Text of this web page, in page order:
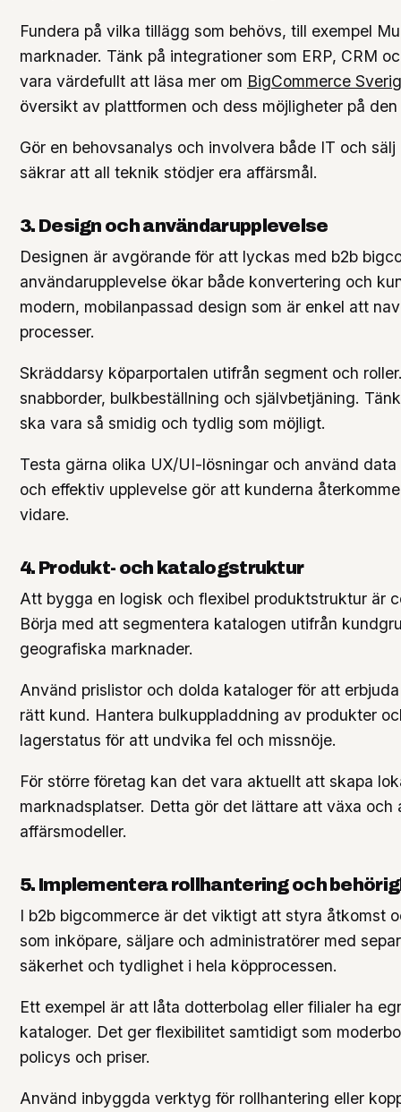
Fundera på vilka tillägg som behövs, till exempel
marknader. Tänk på integrationer som ERP, CRM
vara värdefullt att läsa mer om BigCommerce
översikt av plattformen och dess möjligheter på
Gör en behovsanalys och involvera både IT och
säkrar att all teknik stödjer era affärsmål.
3. Design och användarupplevelse
Designen är avgörande för att lyckas med b2b
användarupplevelse ökar både konvertering och
modern, mobilanpassad design som är enkel att
processer.
Skräddarsy köparportalen utifrån segment och
snabborder, bulkbeställning och självbetjäning.
ska vara så smidig och tydlig som möjligt.
Testa gärna olika UX/UI-lösningar och använd
och effektiv upplevelse gör att kunderna
vidare.
4. Produkt- och katalogstruktur
Att bygga en logisk och flexibel produktstruktur är
Börja med att segmentera katalogen utifrån
geografiska marknader.
Använd prislistor och dolda kataloger för att
rätt kund. Hantera bulkuppladdning av produkter
lagerstatus för att undvika fel och missnöje.
För större företag kan det vara aktuellt att skapa
marknadsplatser. Detta gör det lättare att växa och
affärsmodeller.
5. Implementera rollhantering och
I b2b bigcommerce är det viktigt att styra åtkomst
som inköpare, säljare och administratörer med
säkerhet och tydlighet i hela köpprocessen.
Ett exempel är att låta dotterbolag eller filialer ha
kataloger. Det ger flexibilitet samtidigt som
policys och priser.
Använd inbyggda verktyg för rollhantering eller